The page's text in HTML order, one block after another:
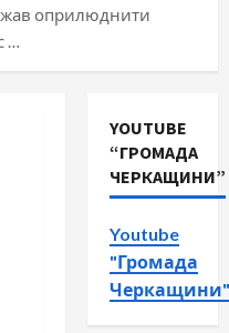
оприлюднити
…
YOUTUBE
“ГРОМАДА
ЧЕРКАЩИНИ”
Youtube
"Громада
Черкащини"